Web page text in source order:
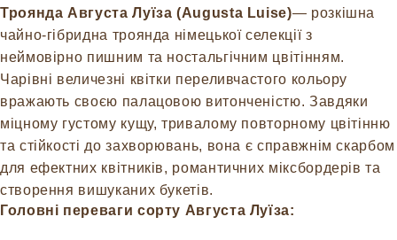
Троянда Августа Луїза (Augusta Luise)— розкішна
чайно-гібридна троянда німецької селекції з
неймовірно пишним та ностальгічним цвітінням.
Чарівні величезні квітки переливчастого кольору
вражають своєю палацовою витонченістю. Завдяки
міцному густому кущу, тривалому повторному цвітінню
та стійкості до захворювань, вона є справжнім скарбом
для ефектних квітників, романтичних міксбордерів та
створення вишуканих букетів.
Головні переваги сорту Августа Луїза: